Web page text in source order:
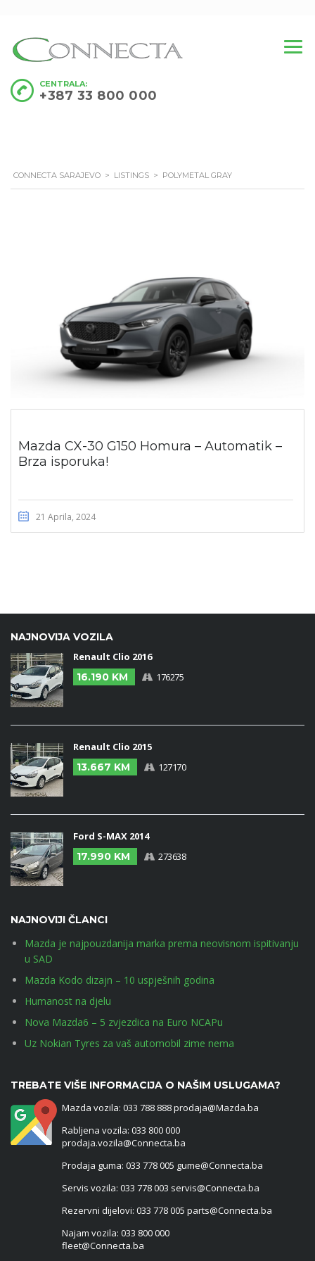
CENTRALA:
+387 33 800 000
CONNECTA SARAJEVO > LISTINGS > POLYMETAL GRAY
Mazda CX-30 G150 Homura – Automatik –
Brza isporuka!
21 Aprila, 2024
NAJNOVIJA VOZILA
Renault Clio 2016
16.190 KM
176275
Renault Clio 2015
13.667 KM
127170
Ford S-MAX 2014
17.990 KM
273638
NAJNOVIJI ČLANCI
Mazda je najpouzdanija marka prema neovisnom ispitivanju
u SAD
Mazda Kodo dizajn – 10 uspješnih godina
Humanost na djelu
Nova Mazda6 – 5 zvjezdica na Euro NCAPu
Uz Nokian Tyres za vaš automobil zime nema
TREBATE VIŠE INFORMACIJA O NAŠIM USLUGAMA?
Mazda vozila: 033 788 888 prodaja@Mazda.ba
Rabljena vozila: 033 800 000
prodaja.vozila@Connecta.ba
Prodaja guma: 033 778 005 gume@Connecta.ba
Servis vozila: 033 778 003 servis@Connecta.ba
Rezervni dijelovi: 033 778 005 parts@Connecta.ba
Najam vozila: 033 800 000
fleet@Connecta.ba